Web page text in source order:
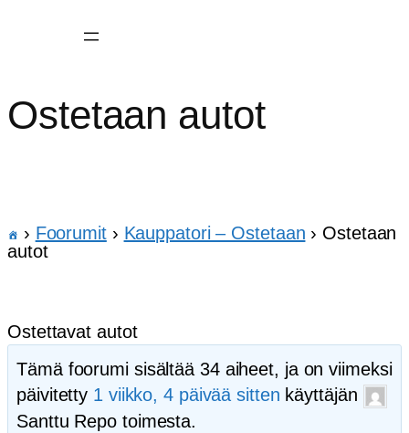
Ostetaan autot
› Foorumit › Kauppatori – Ostetaan › Ostetaan
autot
Ostettavat autot
Tämä foorumi sisältää 34 aiheet, ja on viimeksi
päivitetty 1 viikko, 4 päivää sitten käyttäjän
Santtu Repo toimesta.